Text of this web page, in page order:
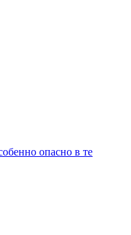
опасно в те